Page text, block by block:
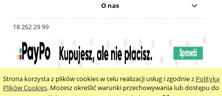
Strona korzysta z plików cookies w celu realizacji usług i zgodnie z Polityką
Plików Cookies. Możesz określić warunki przechowywania lub dostępu do
O nas
18 262 29 99
pokaż pełną wersję strony